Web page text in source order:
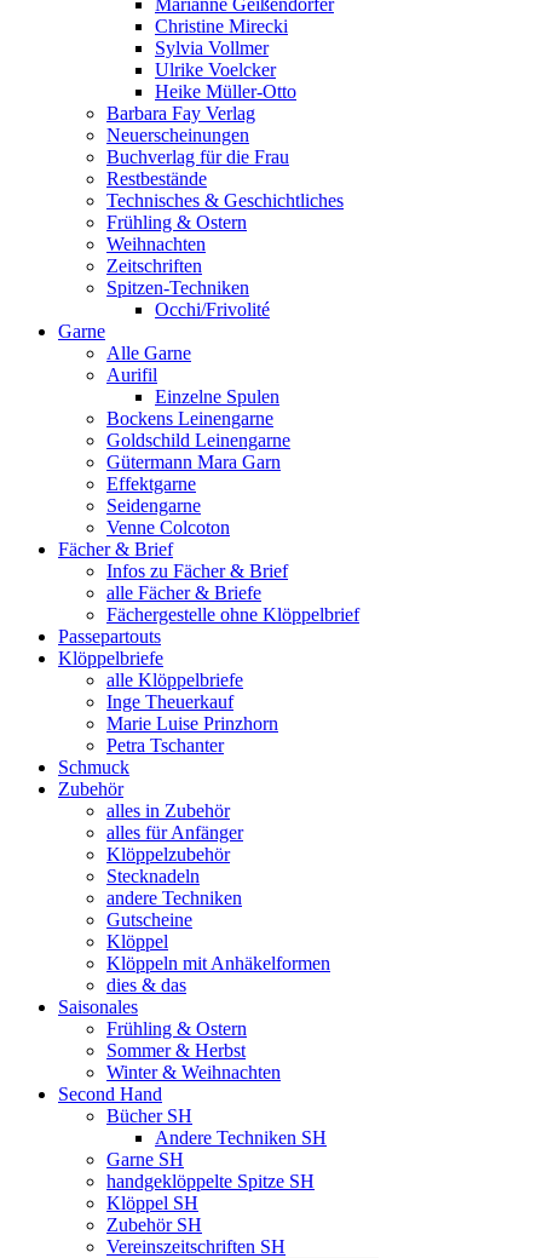
Marianne Geißendörfer
Christine Mirecki
Sylvia Vollmer
Ulrike Voelcker
Heike Müller-Otto
Barbara Fay Verlag
Neuerscheinungen
Buchverlag für die Frau
Restbestände
Technisches & Geschichtliches
Frühling & Ostern
Weihnachten
Zeitschriften
Spitzen-Techniken
Occhi/Frivolité
Garne
Alle Garne
Aurifil
Einzelne Spulen
Bockens Leinengarne
Goldschild Leinengarne
Gütermann Mara Garn
Effektgarne
Seidengarne
Venne Colcoton
Fächer & Brief
Infos zu Fächer & Brief
alle Fächer & Briefe
Fächergestelle ohne Klöppelbrief
Passepartouts
Klöppelbriefe
alle Klöppelbriefe
Inge Theuerkauf
Marie Luise Prinzhorn
Petra Tschanter
Schmuck
Zubehör
alles in Zubehör
alles für Anfänger
Klöppelzubehör
Stecknadeln
andere Techniken
Gutscheine
Klöppel
Klöppeln mit Anhäkelformen
dies & das
Saisonales
Frühling & Ostern
Sommer & Herbst
Winter & Weihnachten
Second Hand
Bücher SH
Andere Techniken SH
Garne SH
handgeklöppelte Spitze SH
Klöppel SH
Zubehör SH
Vereinszeitschriften SH